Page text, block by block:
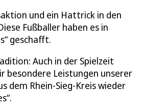
und ein Hattrick in den
Fußballer haben es in
geschafft.
Auch in der Spielzeit
besondere Leistungen unserer
dem Rhein-Sieg-Kreis wieder